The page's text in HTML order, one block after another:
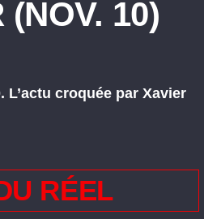
10)
L’actu croquée par Xavier
RÉEL